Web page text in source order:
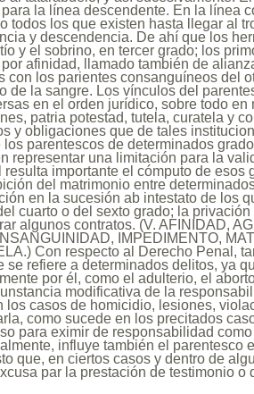
la línea descendente. En la línea
todos los que existen hasta llegar al
y descendencia. De ahí que los
y el sobrino, en tercer grado; los
afinidad, llamado también de
con los parientes consanguíneos del
de la sangre. Los vínculos del
en el orden jurídico, sobre todo en
patria potestad, tutela, curatela y
y obligaciones que de tales
parentescos de determinados
representar una limitación para la
resulta importante el cómputo de esos
del matrimonio entre
en la sucesión ab intestato de los
cuarto o del sexto grado; la
algunos contratos. (V. AFINIDAD,
IMPEDIMENTO,
Con respecto al Derecho Penal,
se refiere a determinados delitos, ya
por él, como el adulterio, el
modificativa de la
los casos de homicidio, lesiones,
como sucede en los precitados
para eximir de responsabilidad
influye también el parentesco
que, en ciertos casos y dentro de
par la prestación de testimonio o